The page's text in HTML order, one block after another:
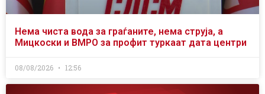
Нема чиста вода за граѓаните, нема струја, а
Мицкоски и ВМРО за профит туркаат дата центри
08/08/2026 12:56